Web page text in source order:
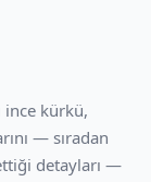
ince kürkü,
— sıradan
detayları —